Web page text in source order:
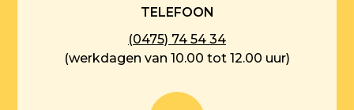
TELEFOON
(0475) 74 54 34
(werkdagen van 10.00 tot 12.00 uur)